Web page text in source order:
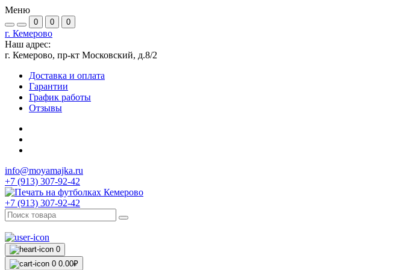
Меню
0 0 0
г. Кемерово
Наш адрес:
г. Кемерово, пр-кт Московский, д.8/2
Доставка и оплата
Гарантии
График работы
Отзывы
info@moyamajka.ru
+7 (913) 307-92-42
+7 (913) 307-92-42
0
0 0.00₽